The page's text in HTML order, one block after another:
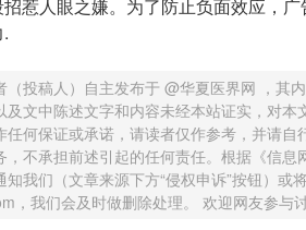
惹人眼之嫌。为了防止负面效应，
（投稿人）自主发布于 @华夏医界网 ，其
及文中陈述文字和内容未经本站证实，对
任何保证或承诺，请读者仅作参考，并请
，不承担前述引起的任何责任。根据《信
我们（文章来源下方“侵权申诉”按钮）或
，我们会及时做删除处理。 欢迎网友参与